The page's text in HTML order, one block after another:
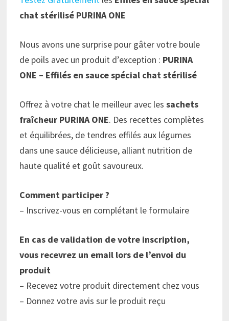
chat stérilisé PURINA ONE
Nous avons une surprise pour gâter votre boule
de poils avec un produit d’exception : PURINA
ONE – Effilés en sauce spécial chat stérilisé
Offrez à votre chat le meilleur avec les sachets
fraîcheur PURINA ONE. Des recettes complètes
et équilibrées, de tendres effilés aux légumes
dans une sauce délicieuse, alliant nutrition de
haute qualité et goût savoureux.
Comment participer ?
– Inscrivez-vous en complétant le formulaire
En cas de validation de votre inscription,
vous recevrez un email lors de l’envoi du
produit
– Recevez votre produit directement chez vous
– Donnez votre avis sur le produit reçu